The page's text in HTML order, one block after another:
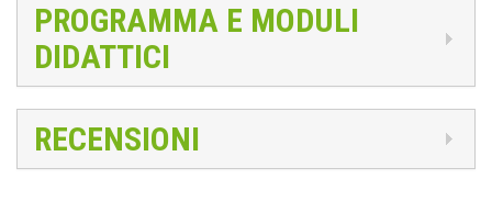
PROGRAMMA E MODULI
DIDATTICI
RECENSIONI